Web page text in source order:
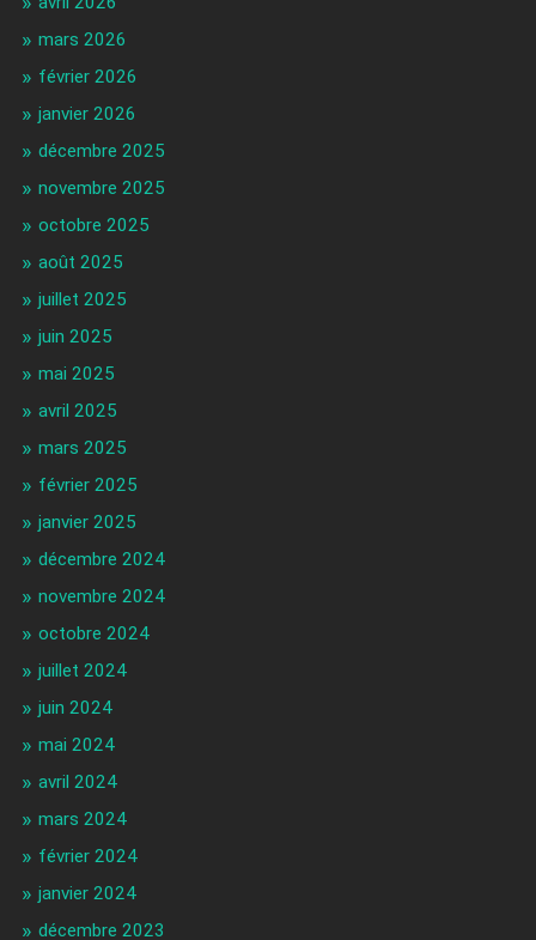
mars 2026
février 2026
janvier 2026
décembre 2025
novembre 2025
octobre 2025
août 2025
juillet 2025
juin 2025
mai 2025
avril 2025
mars 2025
février 2025
janvier 2025
décembre 2024
novembre 2024
octobre 2024
juillet 2024
juin 2024
mai 2024
avril 2024
mars 2024
février 2024
janvier 2024
décembre 2023